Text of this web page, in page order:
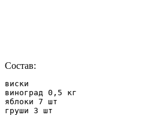
Состав:
виски
виноград 0,5 кг
яблоки 7 шт
груши 3 шт